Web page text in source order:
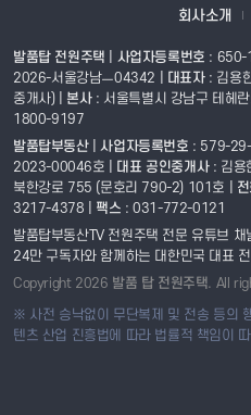
회사소개
발품탑 전원주택 사업자등록번호 : 650-
2026-서울강남ㅡ04342 |
대표자: 김용
중개사)
본사: 서울특별시 강남구 테헤
1800-9197
발품탑부동산|사업자등록번호 : 579-
2023-00046호 |
대표 공인중개사: 김용
북한강로 755 (문호리 790-2) 101호 |
3217-4378 | 팩스 : 031-772-0121
발품탑부동산TV 전원주택 전문 유튜브 채
24만 구독자와 함께하는 대한민국 대표
Copyright 2026 발품 탑 전원주택. All
※ 사전 승낙없이 무단복제 및 전송 등의
텐츠 산업 진흥법에 따라 법률적 책임이